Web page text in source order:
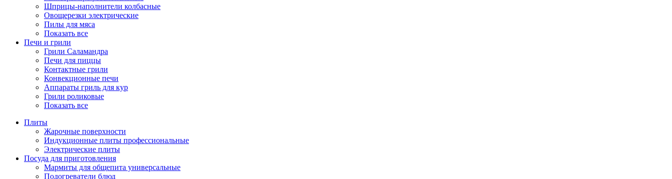
Шприцы-наполнители колбасные
Овощерезки электрические
Пилы для мяса
Показать все
Печи и грили
Грили Саламандра
Печи для пиццы
Контактные грили
Конвекционные печи
Аппараты гриль для кур
Грили роликовые
Показать все
Плиты
Жарочные поверхности
Индукционные плиты профессиональные
Электрические плиты
Посуда для приготовления
Мармиты для общепита универсальные
Подогреватели блюд